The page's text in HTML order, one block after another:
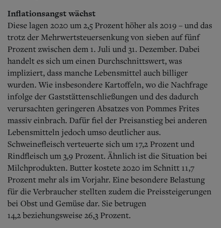
Inflationsangst wächst
Diese lagen 2020 um 2,5 Prozent höher als 2019 – und das
trotz der Mehrwertsteuersenkung von sieben auf fünf
Prozent zwischen dem 1. Juli und 31. Dezember. Dabei
handelt es sich um einen Durchschnittswert, was
impliziert, dass manche Lebensmittel auch billiger
wurden. Wie insbesondere Kartoffeln, wo die Nachfrage
infolge der Gaststättenschließungen und des dadurch
verursachten geringeren Absatzes von Pommes Frites
massiv einbrach. Dafür fiel der Preisanstieg bei anderen
Lebensmitteln jedoch umso deutlicher aus.
Schweinefleisch verteuerte sich um 17,2 Prozent und
Rindfleisch um 3,9 Prozent. Ähnlich ist die Situation bei
Milchprodukten. Butter kostete 2020 im Schnitt 11,7
Prozent mehr als im Vorjahr. Eine besondere Belastung
für die Verbraucher stellten zudem die Preissteigerungen
bei Obst und Gemüse dar. Sie betrugen
14,2 beziehungsweise 26,3 Prozent.